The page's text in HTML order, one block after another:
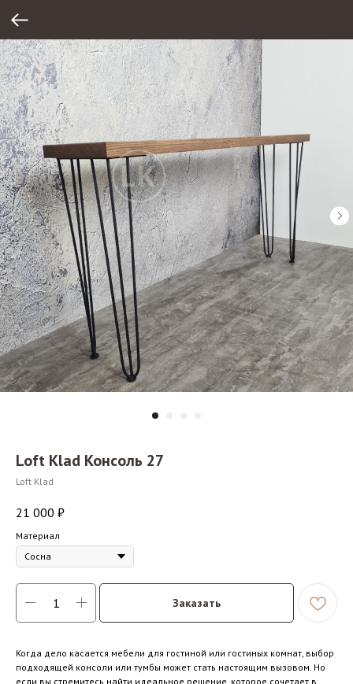
Loft Klad Консоль 27
Loft Klad
21 000 ₽
Материал
Сосна
Заказать
Когда дело касается мебели для гостиной или гостиных комнат, выбор
подходящей консоли или тумбы может стать настоящим вызовом. Но
если вы стремитесь найти идеальное решение, которое сочетает в